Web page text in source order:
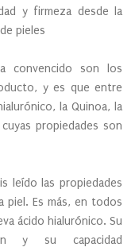
y firmeza desde la
pieles
convencido son los
y es que entre
la Quinoa, la
propiedades son
leído las propiedades
piel. Es más, en todos
ácido hialurónico. Su
y su capacidad